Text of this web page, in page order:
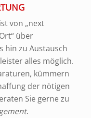
von „next
über
hin zu Austausch
alles möglich.
kümmern
der nötigen
Sie gerne zu
.